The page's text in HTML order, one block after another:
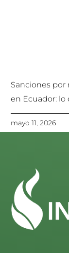
Sanciones
en Ecuador:
mayo 11, 2026